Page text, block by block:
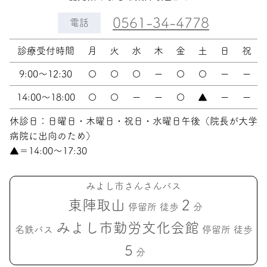
電話 0561-34-4778
診療受付時間 月 火 水 木 金 土 日 祝
9:00〜12:30 〇 〇 〇 ー 〇 〇 ー ー
14:00〜18:00 〇 〇 ー ー 〇 ▲ ー ー
休診日：日曜日・木曜日・祝日・水曜日午後（院長が大学
病院に出向のため）
▲＝14:00〜17:30
みよし市さんさんバス
東陣取山 停留所 徒歩 2 分
名鉄バス みよし市勤労文化会館 停留所 徒歩
5 分